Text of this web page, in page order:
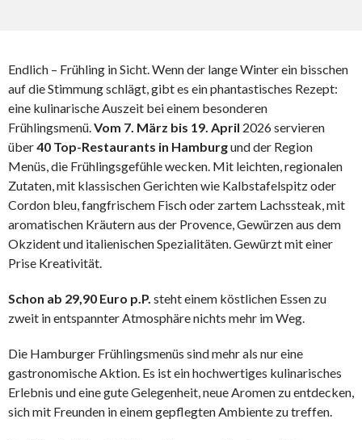
Endlich – Frühling in Sicht. Wenn der lange Winter ein bisschen
auf die Stimmung schlägt, gibt es ein phantastisches Rezept:
eine kulinarische Auszeit bei einem besonderen
Frühlingsmenü. Vom 7. März bis 19. April 2026 servieren
über40 Top-Restaurants in Hamburgund der Region
Menüs, die Frühlingsgefühle wecken. Mit leichten, regionalen
Zutaten, mit klassischen Gerichten wie Kalbstafelspitz oder
Cordon bleu, fangfrischem Fisch oder zartem Lachssteak, mit
aromatischen Kräutern aus der Provence, Gewürzen aus dem
Okzident und italienischen Spezialitäten. Gewürzt mit einer
Prise Kreativität.
Schon ab 29,90 Euro p.P. steht einem köstlichen Essen zu
zweit in entspannter Atmosphäre nichts mehr im Weg.
Die Hamburger Frühlingsmenüs sind mehr als nur eine
gastronomische Aktion. Es ist ein hochwertiges kulinarisches
Erlebnis und eine gute Gelegenheit, neue Aromen zu entdecken,
sich mit Freunden in einem gepflegten Ambiente zu treffen.